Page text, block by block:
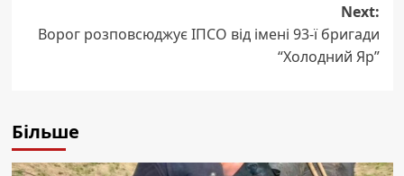
Next:
Ворог розповсюджує ІПСО від імені 93-ї бригади
“Холодний Яр”
Більше